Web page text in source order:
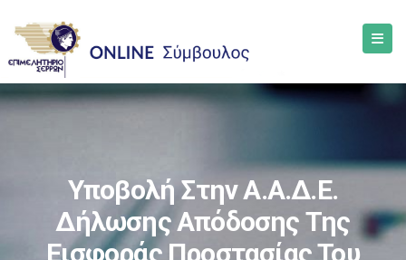
Υποβολή Στην Α.Α.Δ.Ε.
Δήλωσης Απόδοσης Της
Εισφοράς Προστασίας Του